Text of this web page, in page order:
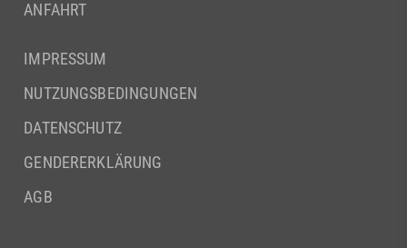
ANFAHRT
IMPRESSUM
NUTZUNGSBEDINGUNGEN
DATENSCHUTZ
GENDERERKLÄRUNG
AGB